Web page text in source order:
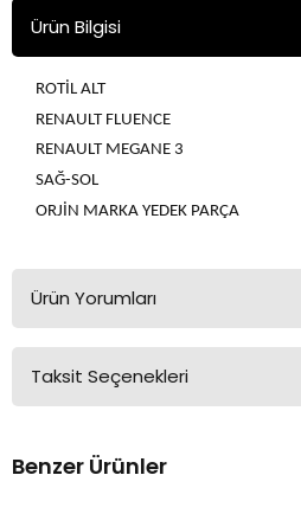
Ürün Bilgisi
ROTİL ALT
RENAULT FLUENCE
RENAULT MEGANE 3
SAĞ-SOL
ORJİN MARKA YEDEK PARÇA
Ürün Yorumları
Bu ürüne ilk
Taksit Seçenekleri
Benzer Ürünler